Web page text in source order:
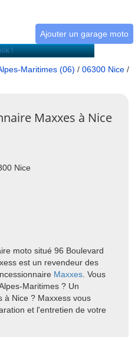
Ajouter un garage moto
Maritimes (06) / 06300 Nice /
Maxxes à Nice
Nice
moto situé 96 Boulevard
est un revendeur des
Maxxes. Vous
Maritimes ? Un
à Nice ? Maxxess vous
et l'entretien de votre